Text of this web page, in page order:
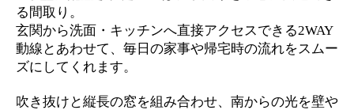
る間取り。
玄関から洗面・キッチンへ直接アクセスできる2WAY
動線とあわせて、毎日の家事や帰宅時の流れをスムー
ズにしてくれます。
吹き抜けと縦長の窓を組み合わせ、南からの光を壁や